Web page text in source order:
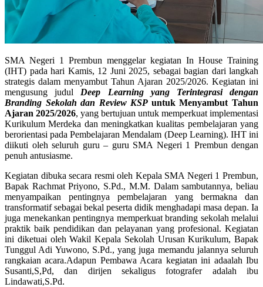
SMA Negeri 1 Prembun menggelar kegiatan In House Training
(IHT) pada hari Kamis, 12 Juni 2025, sebagai bagian dari langkah
strategis dalam menyambut Tahun Ajaran 2025/2026. Kegiatan ini
mengusung judul Deep Learning yang Terintegrasi dengan
Branding Sekolah dan Review KSP untuk Menyambut Tahun
Ajaran 2025/2026, yang bertujuan untuk memperkuat implementasi
Kurikulum Merdeka dan meningkatkan kualitas pembelajaran yang
berorientasi pada Pembelajaran Mendalam (Deep Learning). IHT ini
diikuti oleh seluruh guru – guru SMA Negeri 1 Prembun dengan
penuh antusiasme.
Kegiatan dibuka secara resmi oleh Kepala SMA Negeri 1 Prembun,
Bapak Rachmat Priyono, S.Pd., M.M. Dalam sambutannya, beliau
menyampaikan pentingnya pembelajaran yang bermakna dan
transformatif sebagai bekal peserta didik menghadapi masa depan. Ia
juga menekankan pentingnya memperkuat branding sekolah melalui
praktik baik pendidikan dan pelayanan yang profesional. Kegiatan
ini diketuai oleh Wakil Kepala Sekolah Urusan Kurikulum, Bapak
Tunggul Adi Yuwono, S.Pd., yang juga memandu jalannya seluruh
rangkaian acara.Adapun Pembawa Acara kegiatan ini adaalah Ibu
Susanti,S,Pd, dan dirijen sekaligus fotografer adalah ibu
Lindawati,S.Pd.